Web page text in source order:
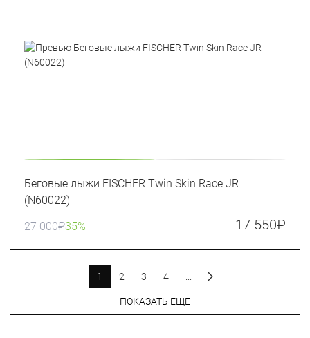
Беговые лыжи FISCHER Twin Skin Race JR
(N60022)
27 000₽35% 17 550₽
ПОКАЗАТЬ ЕЩЕ
1 2 3 4